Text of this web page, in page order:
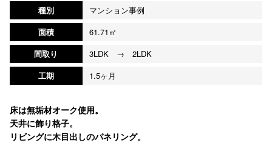
種別
マンション事例
面積
61.71㎡
間取り
3LDK → 2LDK
工期
1.5ヶ月
床は無垢材オーク使用。
天井に飾り格子。
リビングに木目出しのパネリング。